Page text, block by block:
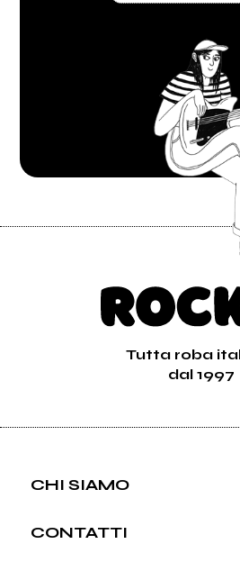
Tutta roba
dal 1997
CHI SIAMO
CONTATTI